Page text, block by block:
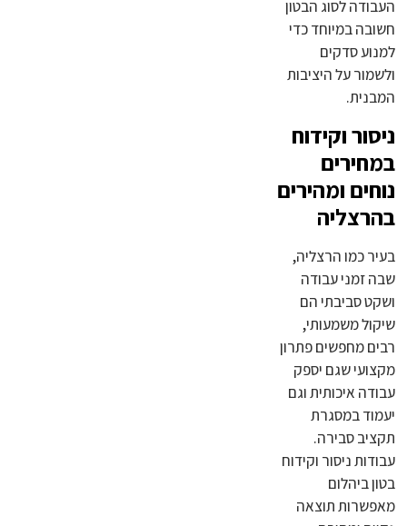
העבודה לסוג הבטון
חשובה במיוחד כדי
למנוע סדקים
ולשמור על היציבות
המבנית.
ניסור וקידוח
במחירים
נוחים ומהירים
בהרצליה
בעיר כמו הרצליה,
שבה זמני עבודה
ושקט סביבתי הם
שיקול משמעותי,
רבים מחפשים פתרון
מקצועי שגם יספק
עבודה איכותית וגם
יעמוד במסגרת
תקציב סבירה.
עבודות ניסור וקידוח
בטון ביהלום
מאפשרות תוצאה